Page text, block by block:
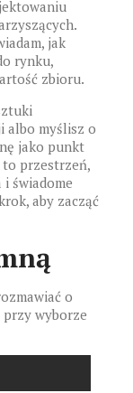
jak
rynku,
zbioru.
albo myślisz o
jako punkt
to przestrzeń,
świadome
aby zacząć
o
wyborze